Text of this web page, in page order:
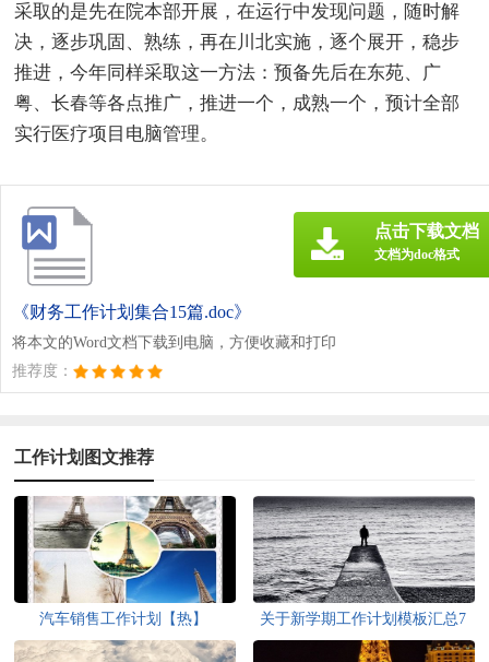
采取的是先在院本部开展，在运行中发现问题，随时解
决，逐步巩固、熟练，再在川北实施，逐个展开，稳步
推进，今年同样采取这一方法：预备先后在东苑、广
粤、长春等各点推广，推进一个，成熟一个，预计全部
实行医疗项目电脑管理。
《财务工作计划集合15篇.doc》
将本文的Word文档下载到电脑，方便收藏和打印
推荐度：
点击下载文档
文档为doc格式
工作计划图文推荐
汽车销售工作计划【热】
关于新学期工作计划模板汇总7
篇